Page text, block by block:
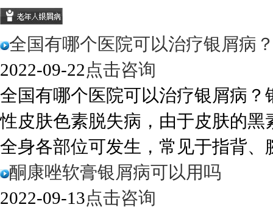
全国有哪个医院可以治疗银屑病
2022-09-22点击咨询
全国有哪个医院可以治疗银屑病
性皮肤色素脱失病，由于皮肤的
全身各部位可发生，常见于指背、
酮康唑软膏银屑病可以用吗
2022-09-13点击咨询